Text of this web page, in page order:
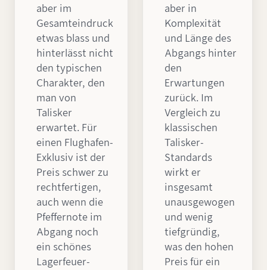
aber im
Gesamteindruck
etwas blass und
hinterlässt nicht
den typischen
Charakter, den
man von
Talisker
erwartet. Für
einen Flughafen-
Exklusiv ist der
Preis schwer zu
rechtfertigen,
auch wenn die
Pfeffernote im
Abgang noch
ein schönes
Lagerfeuer-
aber in
Komplexität
und Länge des
Abgangs hinter
den
Erwartungen
zurück. Im
Vergleich zu
klassischen
Talisker-
Standards
wirkt er
insgesamt
unausgewogen
und wenig
tiefgründig,
was den hohen
Preis für ein